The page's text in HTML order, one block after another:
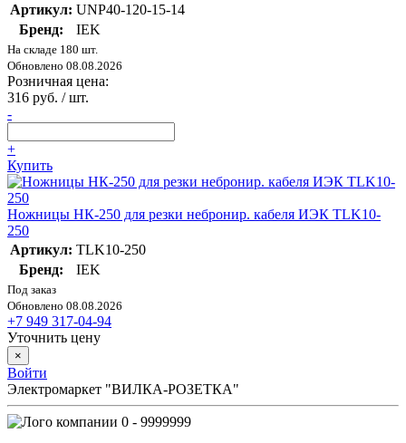
Артикул: UNP40-120-15-14
Бренд:
IEK
На складе 180 шт.
Обновлено 08.08.2026
Розничная цена:
316 руб. / шт.
-
+
Купить
Ножницы НК-250 для резки небронир. кабеля ИЭК TLK10-
250
Артикул: TLK10-250
Бренд:
IEK
Под заказ
Обновлено 08.08.2026
+7 949 317-04-94
Уточнить цену
×
Войти
Электромаркет "ВИЛКА-РОЗЕТКА"
0 - 9999999